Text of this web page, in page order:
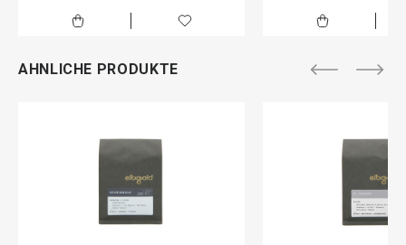
AHNLICHE PRODUKTE